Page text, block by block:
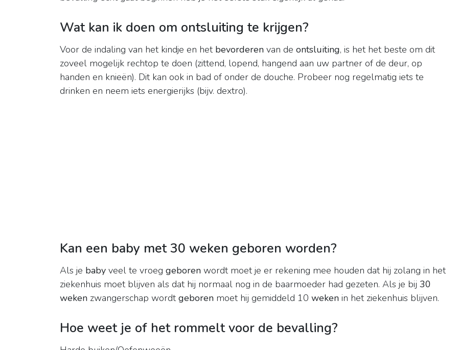
Wat kan ik doen om ontsluiting te krijgen?
Voor de indaling van het kindje en het bevorderen van de ontsluiting, is het het beste om dit
zoveel mogelijk rechtop te doen (zittend, lopend, hangend aan uw partner of de deur, op
handen en knieën). Dit kan ook in bad of onder de douche. Probeer nog regelmatig iets te
drinken en neem iets energierijks (bijv. dextro).
Kan een baby met 30 weken geboren worden?
Als je baby veel te vroeg geboren wordt moet je er rekening mee houden dat hij zolang in het
ziekenhuis moet blijven als dat hij normaal nog in de baarmoeder had gezeten. Als je bij 30
weken zwangerschap wordtgeboren moet hij gemiddeld 10 weken in het ziekenhuis blijven.
Hoe weet je of het rommelt voor de bevalling?